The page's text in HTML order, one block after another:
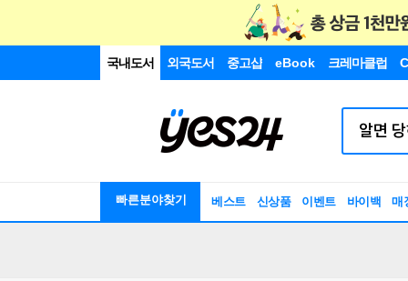
국내도서 외국도서 중고샵 eBook 크레마클럽
빠른분야찾기 베스트 신상품 이벤트 바이백 매